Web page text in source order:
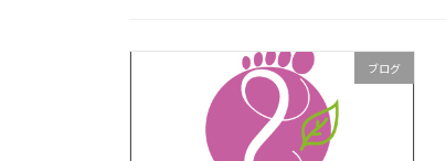
ブログ